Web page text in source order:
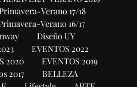
Verano 17/18
Verano 16/17
Diseño UY
EVENTOS 2022
2020
EVENTOS 2019
2017
BELLEZA